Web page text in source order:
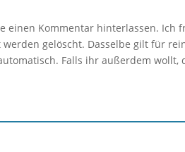
Kommentar hinterlassen. Ich
gelöscht. Dasselbe gilt für
Falls ihr außerdem wollt,